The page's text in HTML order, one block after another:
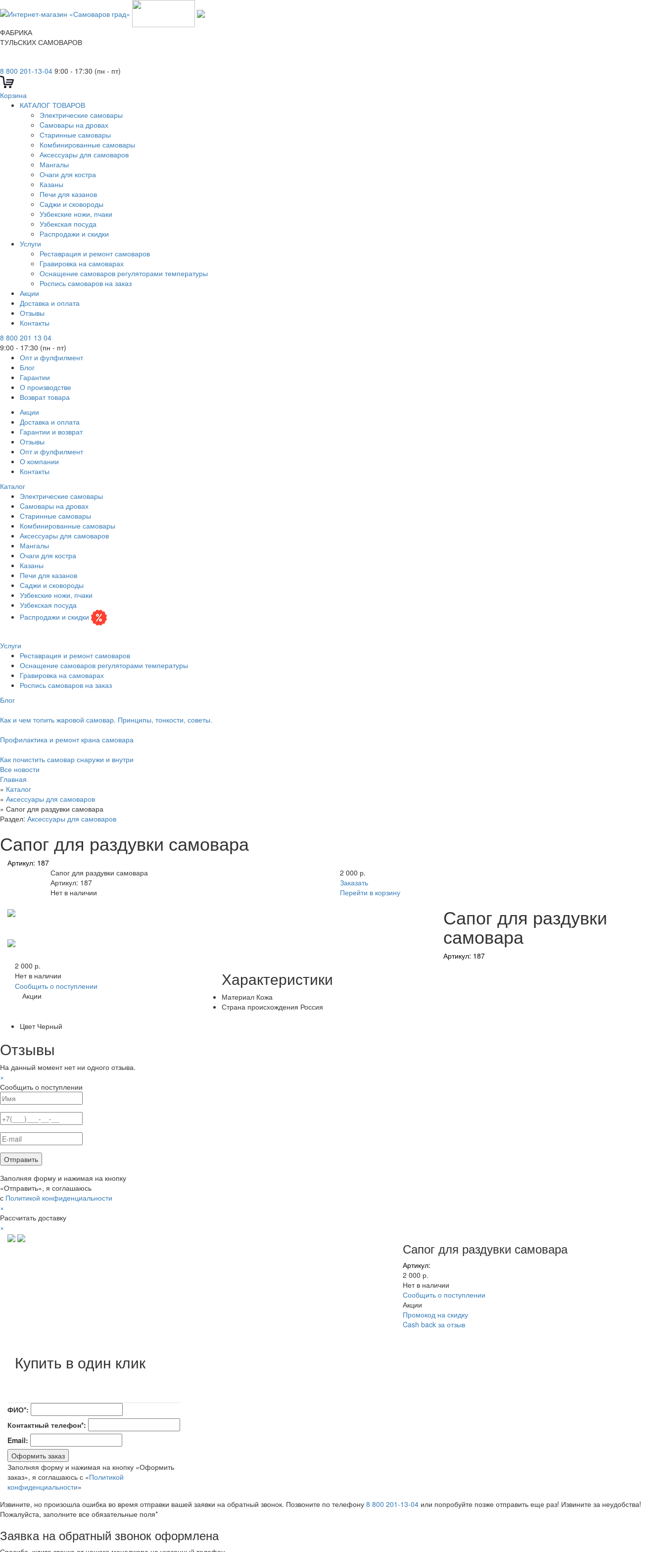
ФАБРИКА
ТУЛЬСКИХ САМОВАРОВ
8 800 201-13-04 9:00 - 17:30 (пн - пт)
Корзина
КАТАЛОГ ТОВАРОВ
Электрические самовары
Cамовары на дровах
Старинные самовары
Комбинированные самовары
Аксессуары для самоваров
Мангалы
Очаги для костра
Казаны
Печи для казанов
Саджи и сковороды
Узбекские ножи, пчаки
Узбекская посуда
Распродажи и скидки
Услуги
Реставрация и ремонт самоваров
Гравировка на самоварах
Оснащение самоваров регуляторами температуры
Роспись самоваров на заказ
Акции
Доставка и оплата
Отзывы
Контакты
8 800 201 13 04
9:00 - 17:30 (пн - пт)
Опт и фулфилмент
Блог
Гарантии
О производстве
Возврат товара
Акции
Доставка и оплата
Гарантии и возврат
Отзывы
Опт и фулфилмент
О компании
Контакты
Каталог
Электрические самовары
Cамовары на дровах
Старинные самовары
Комбинированные самовары
Аксессуары для самоваров
Мангалы
Очаги для костра
Казаны
Печи для казанов
Саджи и сковороды
Узбекские ножи, пчаки
Узбекская посуда
Распродажи и скидки
Услуги
Реставрация и ремонт самоваров
Оснащение самоваров регуляторами температуры
Гравировка на самоварах
Роспись самоваров на заказ
Блог
Как и чем топить жаровой самовар. Принципы, тонкости, советы.
Профилактика и ремонт крана самовара
Как почистить самовар снаружи и внутри
Все новости
Главная
» Каталог
» Аксессуары для самоваров
» Сапог для раздувки самовара
Раздел: Аксессуары для самоваров
Сапог для раздувки самовара
Артикул: 187
Сапог для раздувки самовара
Артикул: 187
Нет в наличии
2 000 р.
Заказать
Перейти в корзину
Сапог для раздувки
самовара
Артикул: 187
2 000 р.
Нет в наличии
Сообщить о поступлении
Акции
Характеристики
Материал Кожа
Страна происхождения Россия
Цвет Черный
Отзывы
На данный момент нет ни одного отзыва.
×
Сообщить о поступлении
Заполняя форму и нажимая на кнопку
«Отправить», я соглашаюсь
с Политикой конфиденциальности
×
Рассчитать доставку
×
Сапог для раздувки самовара
Артикул:
2 000 р.
Нет в наличии
Сообщить о поступлении
Акции
Промокод на скидку
Cash back за отзыв
Купить в один клик
ФИО*:
Контактный телефон*:
Email:
Оформить заказ
Заполняя форму и нажимая на кнопку «Оформить
заказ», я соглашаюсь с «Политикой
конфиденциальности»
Извините, но произошла ошибка во время отправки вашей заявки на обратный звонок. Позвоните по телефону 8 800 201-13-04 или попробуйте позже отправить еще раз! Извините за неудобства!
Пожалуйста, заполните все обязательные поля*
Заявка на обратный звонок оформлена